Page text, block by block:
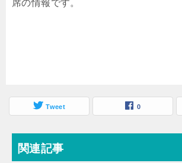
席の情報です。
Tweet 0
関連記事